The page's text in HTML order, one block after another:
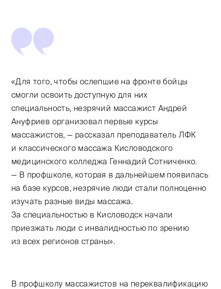
«Для того, чтобы ослепшие на фронте бойцы
смогли освоить доступную для них
специальность, незрячий массажист Андрей
Ануфриев организовал первые курсы
массажистов, — рассказал преподаватель ЛФК
и классического массажа Кисловодского
медицинского колледжа Геннадий Сотниченко.
— В профшколе, которая в дальнейшем появилась
на базе курсов, незрячие люди стали полноценно
изучать разные виды массажа.
За специальностью в Кисловодск начали
приезжать люди с инвалидностью по зрению
из всех регионов страны».
В профшколу массажистов на переквалификацию